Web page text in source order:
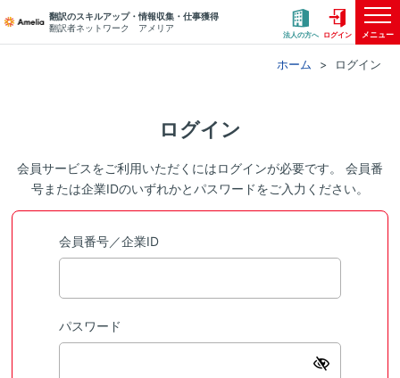
翻訳のスキルアップ・情報収集・仕事獲得
翻訳者ネットワーク アメリア
法人の方へ ログイン メニュー
ホーム ログイン
ログイン
会員サービスをご利用いただくにはログインが必要です。 会員番
号または企業IDのいずれかとパスワードをご入力ください。
会員番号／企業ID
パスワード